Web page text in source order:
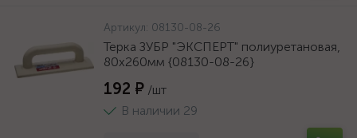
Артикул: 08130-08-26
Терка ЗУБР "ЭКСПЕРТ" полиуретановая,
80х260мм {08130-08-26}
192 ₽ /шт
В наличии 29